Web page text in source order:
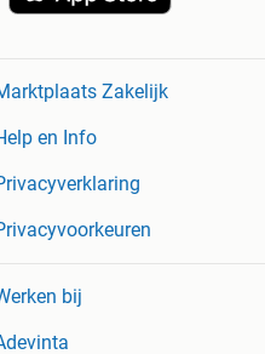
Zakelijk
en Info
bij